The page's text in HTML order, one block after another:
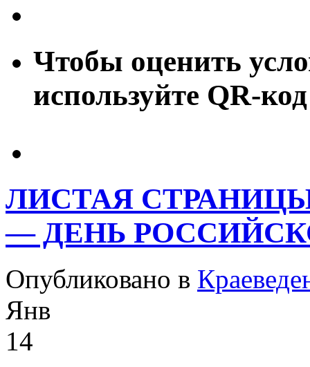
Чтобы оценить
используйте QR-код
ЛИСТАЯ
— ДЕНЬ
Опубликовано в
Янв
14